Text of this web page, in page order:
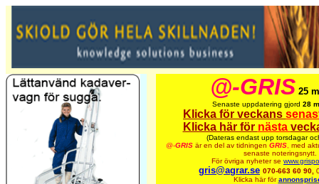
@-GRIS 25
Senaste uppdatering gjord 28
Klicka för veckans
Klicka här för nästa
(Dateras endast upp torsdagar
@-GRIS är en del av tidningen GRIS, med
senaste noteringsnytt.
För övriga nyheter se
gris@agrar.se 070-663 60 90,
Klicka här för